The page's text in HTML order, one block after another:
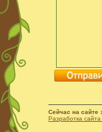
Сейчас на сайте
Разработка